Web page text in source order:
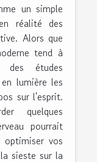
un simple
réalité des
Alors que
tend à
des études
lumière les
sur l'esprit.
quelques
pourrait
vos
sieste sur la